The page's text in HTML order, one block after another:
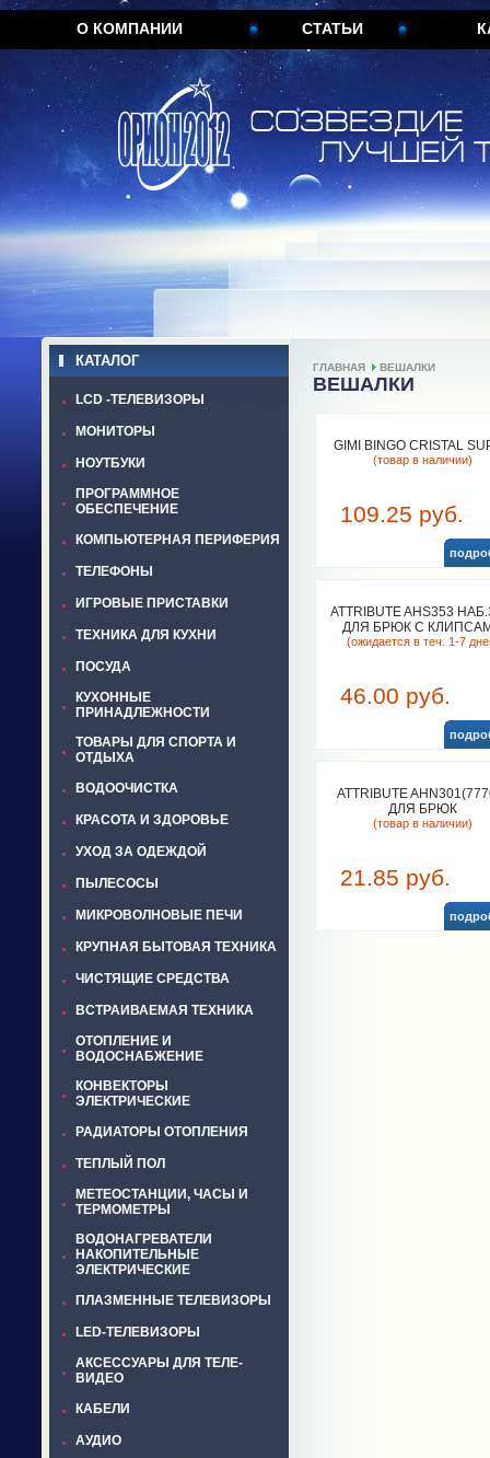
О КОМПАНИИ СТАТЬИ
КАТАЛОГ
LCD -ТЕЛЕВИЗОРЫ
МОНИТОРЫ
НОУТБУКИ
ПРОГРАММНОЕ
ОБЕСПЕЧЕНИЕ
КОМПЬЮТЕРНАЯ ПЕРИФЕРИЯ
ТЕЛЕФОНЫ
ИГРОВЫЕ ПРИСТАВКИ
ТЕХНИКА ДЛЯ КУХНИ
ПОСУДА
КУХОННЫЕ
ПРИНАДЛЕЖНОСТИ
ТОВАРЫ ДЛЯ СПОРТА И
ОТДЫХА
ВОДООЧИСТКА
КРАСОТА И ЗДОРОВЬЕ
УХОД ЗА ОДЕЖДОЙ
ПЫЛЕСОСЫ
МИКРОВОЛНОВЫЕ ПЕЧИ
КРУПНАЯ БЫТОВАЯ ТЕХНИКА
ЧИСТЯЩИЕ СРЕДСТВА
ВСТРАИВАЕМАЯ ТЕХНИКА
ОТОПЛЕНИЕ И
ВОДОСНАБЖЕНИЕ
КОНВЕКТОРЫ
ЭЛЕКТРИЧЕСКИЕ
РАДИАТОРЫ ОТОПЛЕНИЯ
ТЕПЛЫЙ ПОЛ
МЕТЕОСТАНЦИИ, ЧАСЫ И
ТЕРМОМЕТРЫ
ВОДОНАГРЕВАТЕЛИ
НАКОПИТЕЛЬНЫЕ
ЭЛЕКТРИЧЕСКИЕ
ПЛАЗМЕННЫЕ ТЕЛЕВИЗОРЫ
LED-ТЕЛЕВИЗОРЫ
АКСЕССУАРЫ ДЛЯ ТЕЛЕ-
ВИДЕО
КАБЕЛИ
АУДИО
ГЛАВНАЯ ВЕШАЛКИ
ВЕШАЛКИ
GIMI BINGO CRISTAL
(товар в наличии)
109.25 руб.
ATTRIBUTE AHS353
ДЛЯ БРЮК С
(ожидается в теч. 1-7
46.00 руб.
ATTRIBUTE
ДЛЯ БРЮК
(товар в наличии)
21.85 руб.